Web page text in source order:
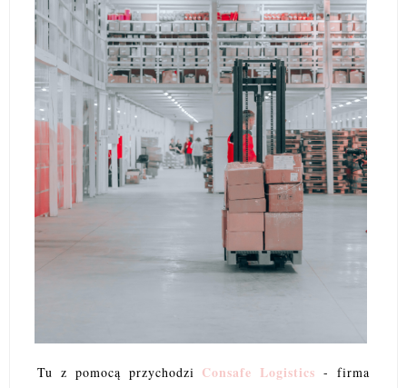
Tu z pomocą przychodzi Consafe Logistics - firma